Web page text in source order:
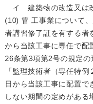
イ 建築物の改造又は
(10) 管 工事業について
者講習修了証を有する者
から当該工事に専任で配
26条第3項第2号の規定の
「監理技術者（専任特
日から当該工事に配置
しない期間の定めがある